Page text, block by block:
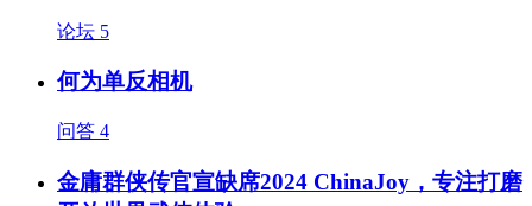
论坛 5
何为单反相机
问答 4
金庸群侠传官宣缺席2024 ChinaJoy，专注打磨